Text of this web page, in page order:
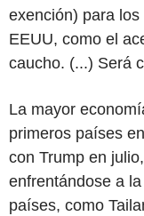
exención) para
EEUU, como el
caucho. (...) Será
La mayor
primeros países
con Trump en
enfrentándose a
países, como